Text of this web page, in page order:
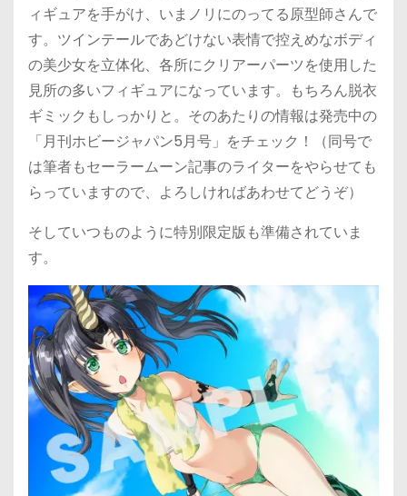
ィギュアを手がけ、いまノリにのってる原型師さんで
す。ツインテールであどけない表情で控えめなボディ
の美少女を立体化、各所にクリアーパーツを使用した
見所の多いフィギュアになっています。もちろん脱衣
ギミックもしっかりと。そのあたりの情報は発売中の
「月刊ホビージャパン5月号」をチェック！（同号で
は筆者もセーラームーン記事のライターをやらせても
らっていますので、よろしければあわせてどうぞ）
そしていつものように特別限定版も準備されていま
す。